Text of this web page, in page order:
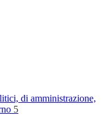
di amministrazione,
5